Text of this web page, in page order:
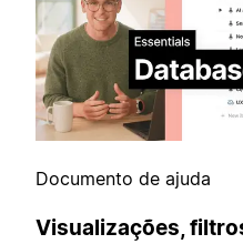
Documento de ajuda
Visualizações,